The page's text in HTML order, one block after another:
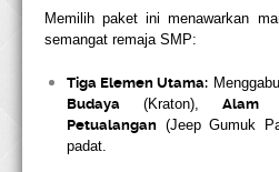
Memilih paket ini menawarkan
semangat remaja SMP:
Tiga Elemen Utama:
Budaya (Kraton), Alam
Petualangan (Jeep Gumuk
padat.